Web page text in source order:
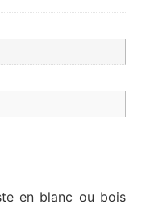
en blanc ou bois